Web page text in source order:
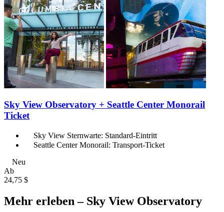
Sky View Observatory + Seattle Center Monorail
Ticket
Sky View Sternwarte: Standard-Eintritt
Seattle Center Monorail: Transport-Ticket
Neu
Ab
24,75 $
Mehr erleben – Sky View Observatory